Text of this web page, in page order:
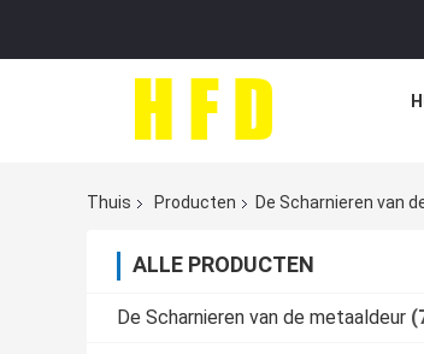
Thuis Producten De Scharnieren van
ALLE PRODUCTEN
De Scharnieren van de metaaldeur